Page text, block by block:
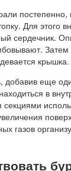
постепенно,
Для этого
сердечник.
Затем
крышка.
добавив еще
в
газов